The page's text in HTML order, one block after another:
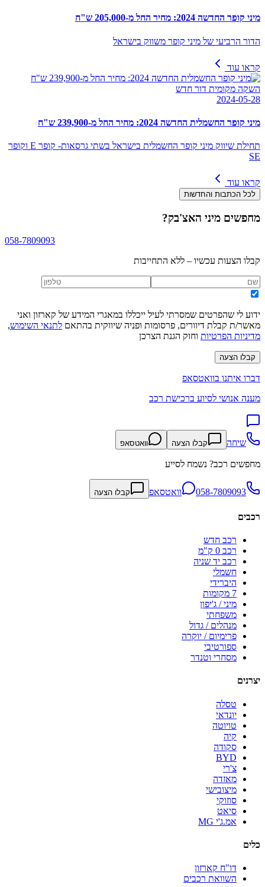
מיני קופר החדשה 2024: מחיר החל מ-205,000 ש"ח
הדור הרביעי של מיני קופר משווק בישראל
קראו עוד
השקה מקומית דור חדש
2024-05-28
מיני קופר החשמלית החדשה 2024: מחיר החל מ-239,900 ש"ח
תחילת שיווק מיני קופר החשמלית בישראל בשתי גרסאות- קופר E וקופר
SE
קראו עוד
לכל הכתבות והחדשות
מחפשים מיני האצ'בק?
058-7809093
קבלו הצעות עכשיו – ללא התחייבות
ידוע לי שהפרטים שמסרתי לעיל ייכללו במאגרי המידע של קארזון ואני
מאשר/ת קבלת דיוורים, פרסומות ופניה שיווקית בהתאם לתנאי השימוש,
מדיניות הפרטיות וחוק הגנת הצרכן
קבלו הצעה
דברו איתנו בוואטסאפ
מענה אנושי לסיוע ברכישת רכב
שיחה קבלו הצעה וואטסאפ
מחפשים רכב? נשמח לסייע
058-7809093 וואטסאפ קבלו הצעה
רכבים
רכב חדש
רכב 0 ק"מ
רכב יד שניה
חשמלי
היברידי
7 מקומות
מיני / ג'יפון
משפחתי
מנהלים / גדול
פרימיום / יוקרה
ספורטיבי
מסחרי וטנדר
יצרנים
טסלה
יונדאי
טויוטה
קיה
סקודה
BYD
צ'רי
מאזדה
מיצובישי
סוזוקי
סיאט
אמ.ג'י MG
כלים
דו"ח קארזון
השוואת רכבים